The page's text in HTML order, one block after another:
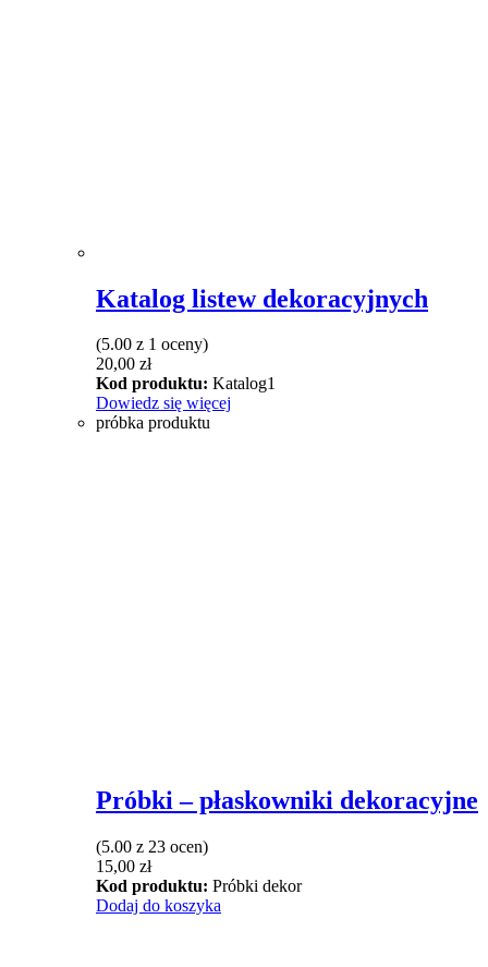
Katalog listew dekoracyjnych
(5.00 z 1 oceny)
20,00 zł
Kod produktu: Katalog1
Dowiedz się więcej
próbka produktu
Próbki – płaskowniki dekoracyjne
(5.00 z 23 ocen)
15,00 zł
Kod produktu: Próbki dekor
Dodaj do koszyka